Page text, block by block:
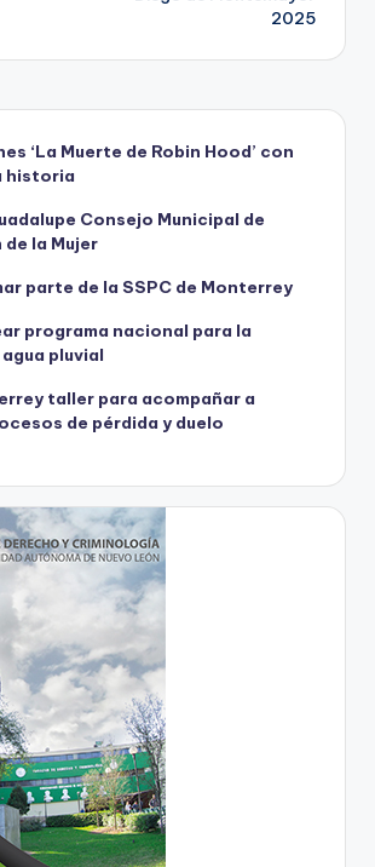
2025
‘La Muerte de Robin Hood’ con
historia
Consejo Municipal de
la Mujer
parte de la SSPC de Monterrey
programa nacional para la
pluvial
taller para acompañar a
de pérdida y duelo